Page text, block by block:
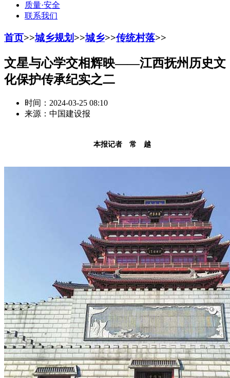
质量·安全
联系我们
首页>>城乡规划 >>城乡>>传统村落>>
文星与心学交相辉映——江西抚州历史文
化保护传承纪实之二
时间：2024-03-25 08:10
来源：中国建设报
本报记者 常 越